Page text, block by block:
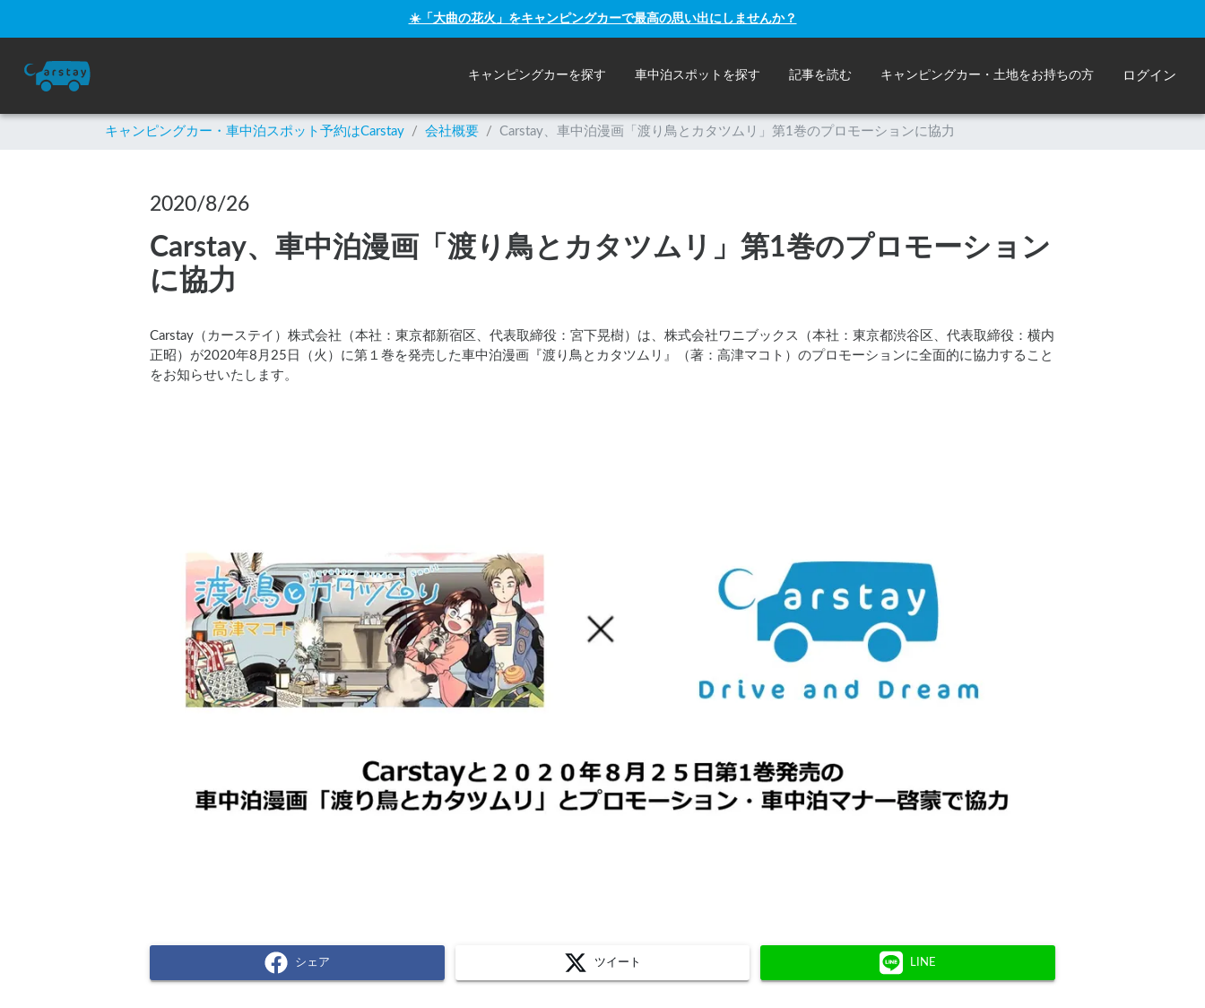
☀️「大曲の花火」をキャンピングカーで最高の思い出にしませんか？
キャンピングカーを探す 車中泊スポットを探す 記事を読む キャンピングカー・土地をお持ちの方 ログイン
キャンピングカー・車中泊スポット予約はCarstay / 会社概要 / Carstay、車中泊漫画「渡り鳥とカタツムリ」第1巻のプロモーションに協力
2020/8/26
Carstay、車中泊漫画「渡り鳥とカタツムリ」第1巻のプロモーション
に協力
Carstay（カーステイ）株式会社（本社：東京都新宿区、代表取締役：宮下晃樹）は、株式会社ワニブックス（本社：東京都渋谷区、代表取締役：横内
正昭）が2020年8月25日（火）に第１巻を発売した車中泊漫画『渡り鳥とカタツムリ』（著：高津マコト）のプロモーションに全面的に協力すること
をお知らせいたします。
シェア ツイート LINE